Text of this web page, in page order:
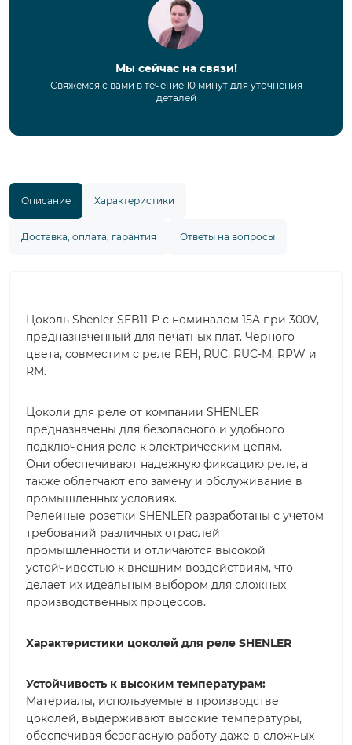
Мы сейчас на связи!
Свяжемся с вами в течение 10 минут для уточнения
деталей
Описание Характеристики
Доставка, оплата, гарантия Ответы на вопросы
Цоколь Shenler SEB11-P с номиналом 15A при 300V,
предназначенный для печатных плат. Черного
цвета, совместим с реле REH, RUC, RUC-M, RPW и
RM.
Цоколи для реле от компании SHENLER
предназначены для безопасного и удобного
подключения реле к электрическим цепям.
Они обеспечивают надежную фиксацию реле, а
также облегчают его замену и обслуживание в
промышленных условиях.
Релейные розетки SHENLER разработаны с учетом
требований различных отраслей
промышленности и отличаются высокой
устойчивостью к внешним воздействиям, что
делает их идеальным выбором для сложных
производственных процессов.
Характеристики цоколей для реле SHENLER
Устойчивость к высоким температурам:
Материалы, используемые в производстве
цоколей, выдерживают высокие температуры,
обеспечивая безопасную работу даже в сложных